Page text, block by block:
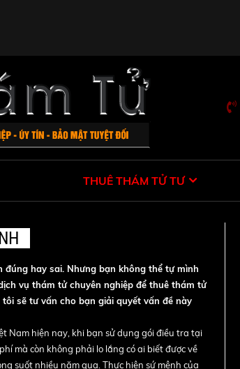
THUÊ THÁM TỬ TƯ
hay sai. Nhưng bạn không thể tự mình
vụ thám tử chuyên nghiệp để thuê thám tử
sẽ tư vấn cho bạn giải quyết vấn đề này
Nam hiện nay, khi bạn sử dụng gói điều tra tại
mà còn không phải lo lắng có ai biết được về
suốt nhiều năm qua. Thực hiện sứ mệnh của